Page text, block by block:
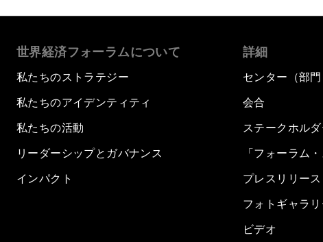
世界経済フォーラムについて
私たちのストラテジー
私たちのアイデンティティ
私たちの活動
リーダーシップとガバナンス
インパクト
詳細
センター（部門
会合
ステークホル
「フォーラム
プレスリリース
フォトギャラ
ビデオ